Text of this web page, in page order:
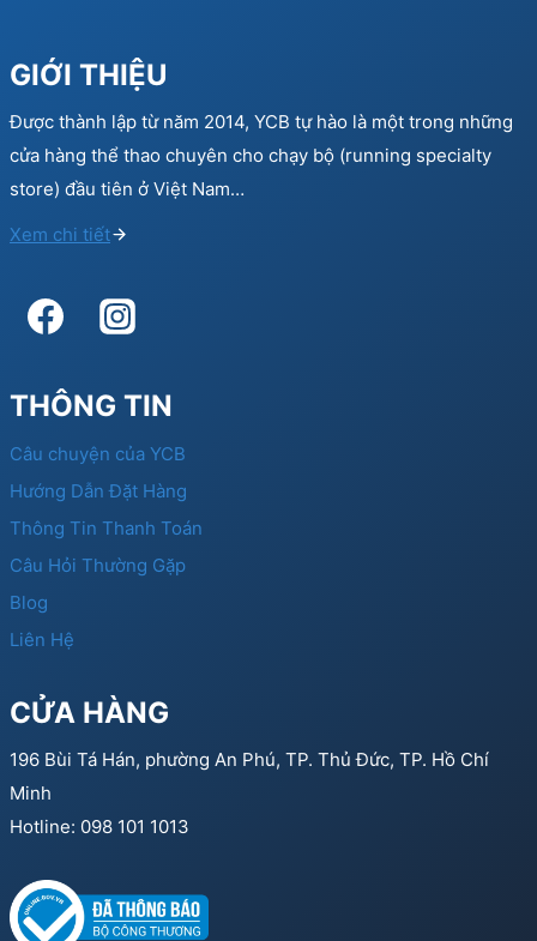
GIỚI THIỆU
Được thành lập từ năm 2014, YCB tự hào là một trong những
cửa hàng thể thao chuyên cho chạy bộ (running specialty
store) đầu tiên ở Việt Nam…
Xem chi tiết
THÔNG TIN
Câu chuyện của YCB
Hướng Dẫn Đặt Hàng
Thông Tin Thanh Toán
Câu Hỏi Thường Gặp
Blog
Liên Hệ
CỬA HÀNG
196 Bùi Tá Hán, phường An Phú, TP. Thủ Đức, TP. Hồ Chí
Minh
Hotline: 098 101 1013